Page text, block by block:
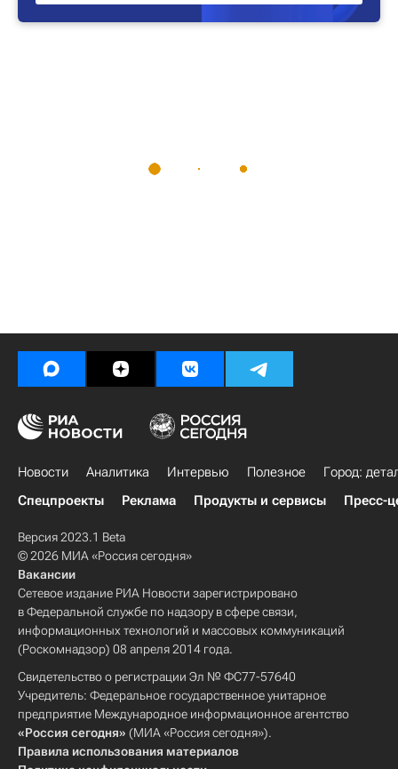
Новости Аналитика Интервью Полезное
Город:
Спецпроекты
Реклама Продукты и сервисы Пресс-
Версия 2023.1 Beta
© 2026 МИА «Россия сегодня»
Вакансии
Сетевое издание РИА Новости зарегистрировано
в Федеральной службе по надзору в сфере связи,
информационных технологий и массовых коммуникаций
(Роскомнадзор) 08 апреля 2014 года.
Свидетельство о регистрации Эл № ФС77-57640
Учредитель: Федеральное государственное унитарное
предприятие Международное информационное агентство
«Россия сегодня» (МИА «Россия сегодня»).
Правила использования материалов